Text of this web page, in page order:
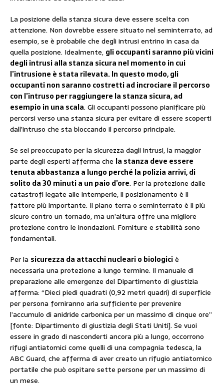
La posizione della stanza sicura deve essere scelta con
attenzione. Non dovrebbe essere situato nel seminterrato, ad
esempio, se è probabile che degli intrusi entrino in casa da
quella posizione. Idealmente, gli occupanti saranno più vicini
degli intrusi alla stanza sicura nel momento in cui
l’intrusione è stata rilevata. In questo modo, gli
occupanti non saranno costretti ad incrociare il percorso
con l’intruso per raggiungere la stanza sicura, ad
esempio in una scala. Gli occupanti possono pianificare più
percorsi verso una stanza sicura per evitare di essere scoperti
dall’intruso che sta bloccando il percorso principale.
Se sei preoccupato per la sicurezza dagli intrusi, la maggior
parte degli esperti afferma che la stanza deve essere
tenuta abbastanza a lungo perché la polizia arrivi, di
solito da 30 minuti a un paio d’ore. Per la protezione dalle
catastrofi legate alle intemperie, il posizionamento è il
fattore più importante. Il piano terra o seminterrato è il più
sicuro contro un tornado, ma un’altura offre una migliore
protezione contro le inondazioni. Forniture e stabilità sono
fondamentali.
Per la sicurezza da attacchi nucleari o biologiciè
necessaria una protezione a lungo termine. Il manuale di
preparazione alle emergenze del Dipartimento di giustizia
afferma: “Dieci piedi quadrati (0,92 metri quadri) di superficie
per persona forniranno aria sufficiente per prevenire
l’accumulo di anidride carbonica per un massimo di cinque ore”
[fonte: Dipartimento di giustizia degli Stati Uniti]. Se vuoi
essere in grado di nasconderti ancora più a lungo, occorrono
rifugi antiatomici come quelli di una compagnia tedesca, la
ABC Guard, che afferma di aver creato un rifugio antiatomico
portatile che può ospitare sette persone per un massimo di
un mese.